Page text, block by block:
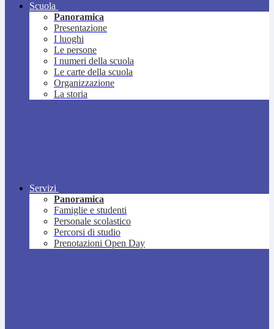
Scuola
Panoramica
Presentazione
I luoghi
Le persone
I numeri della scuola
Le carte della scuola
Organizzazione
La storia
Servizi
Panoramica
Famiglie e studenti
Personale scolastico
Percorsi di studio
Prenotazioni Open Day